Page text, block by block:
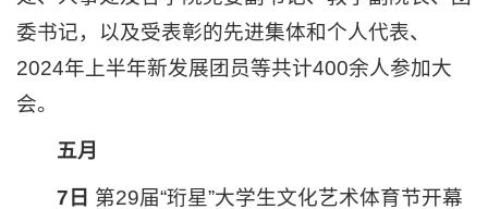
委书记，以及受表彰的先进集体和个人代表、
2024年上半年新发展团员等共计400余人参加大
会。
五月
7日 第29届“珩星”大学生文化艺术体育节开幕